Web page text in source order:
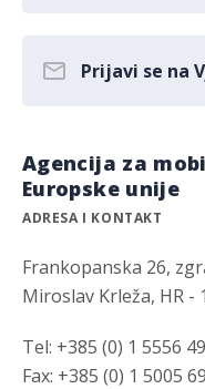
Prijavi se na
Agencija za
Europske unije
ADRESA I KONTAKT
Frankopanska 26,
Miroslav Krleža, HR -
Tel: +385 (0) 1 5556
Fax: +385 (0) 1 5005